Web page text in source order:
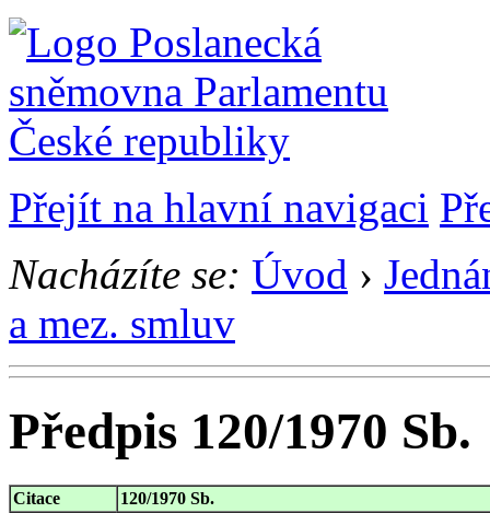
Přejít na hlavní navigaci
Nacházíte se: Úvod ›
a mez. smluv
Předpis 120/1970 Sb.
Citace
120/1970 Sb.